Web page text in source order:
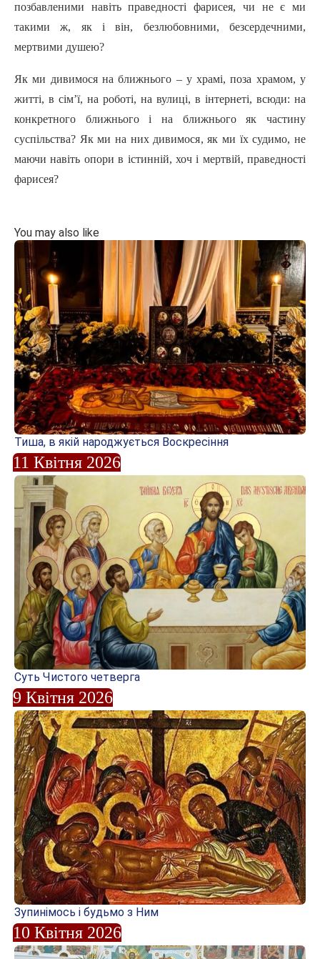
позбавленими навіть праведності фарисея, чи не є ми
такими ж, як і він, безлюбовними, безсердечними,
мертвими душею?
Як ми дивимося на ближнього – у храмі, поза храмом, у
житті, в сім’ї, на роботі, на вулиці, в інтернеті, всюди: на
конкретного ближнього і на ближнього як частину
суспільства? Як ми на них дивимося, як ми їх судимо, не
маючи навіть опори в істинній, хоч і мертвій, праведності
фарисея?
You may also like
Тиша, в якій народжується Воскресіння
11 Квітня 2026
Суть Чистого четверга
9 Квітня 2026
Зупинімось і будьмо з Ним
10 Квітня 2026